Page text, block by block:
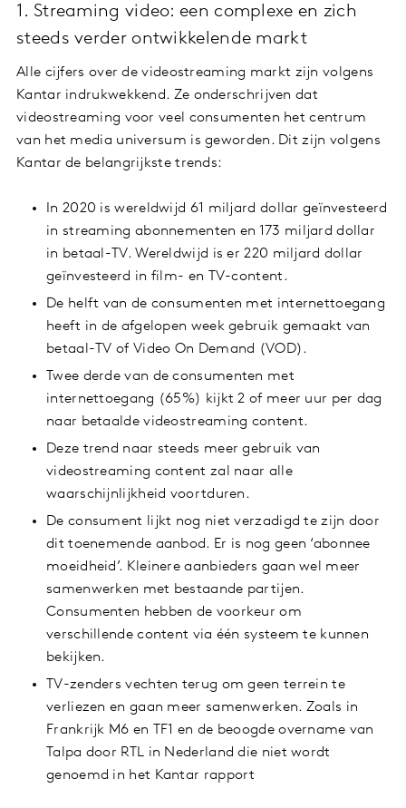
1. Streaming video: een complexe en zich
steeds verder ontwikkelende markt
Alle cijfers over de videostreaming markt zijn volgens
Kantar indrukwekkend. Ze onderschrijven dat
videostreaming voor veel consumenten het centrum
van het media universum is geworden. Dit zijn volgens
Kantar de belangrijkste trends:
In 2020 is wereldwijd 61 miljard dollar geïnvesteerd
in streaming abonnementen en 173 miljard dollar
in betaal-TV. Wereldwijd is er 220 miljard dollar
geïnvesteerd in film- en TV-content.
De helft van de consumenten met internettoegang
heeft in de afgelopen week gebruik gemaakt van
betaal-TV of Video On Demand (VOD).
Twee derde van de consumenten met
internettoegang (65%) kijkt 2 of meer uur per dag
naar betaalde videostreaming content.
Deze trend naar steeds meer gebruik van
videostreaming content zal naar alle
waarschijnlijkheid voortduren.
De consument lijkt nog niet verzadigd te zijn door
dit toenemende aanbod. Er is nog geen ‘abonnee
moeidheid’. Kleinere aanbieders gaan wel meer
samenwerken met bestaande partijen.
Consumenten hebben de voorkeur om
verschillende content via één systeem te kunnen
bekijken.
TV-zenders vechten terug om geen terrein te
verliezen en gaan meer samenwerken. Zoals in
Frankrijk M6 en TF1 en de beoogde overname van
Talpa door RTL in Nederland die niet wordt
genoemd in het Kantar rapport